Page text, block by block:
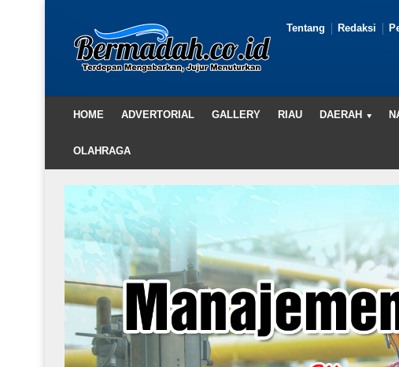
Tentang Redaksi
HOME ADVERTORIAL GALLERY RIAU DAERAH
OLAHRAGA